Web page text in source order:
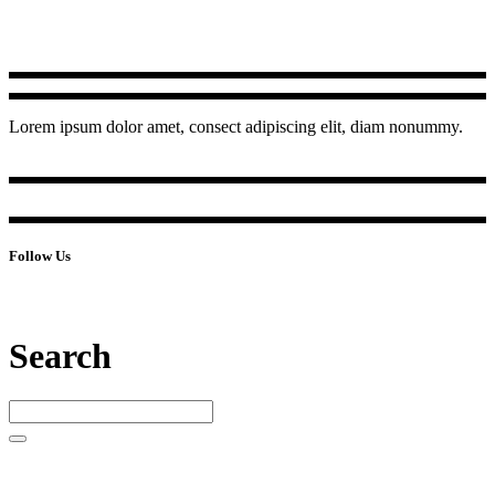
Lorem ipsum dolor amet, consect adipiscing elit, diam nonummy.
Follow Us
Search